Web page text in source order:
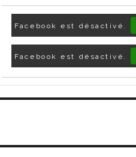
Facebook est désactivé.
Facebook est désactivé.